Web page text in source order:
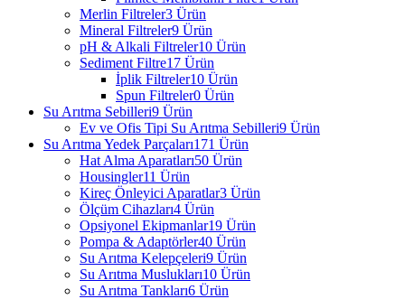
Merlin Filtreler3 Ürün
Mineral Filtreler9 Ürün
pH & Alkali Filtreler10 Ürün
Sediment Filtre17 Ürün
İplik Filtreler10 Ürün
Spun Filtreler0 Ürün
Su Arıtma Sebilleri9 Ürün
Ev ve Ofis Tipi Su Arıtma Sebilleri9 Ürün
Su Arıtma Yedek Parçaları171 Ürün
Hat Alma Aparatları50 Ürün
Housingler11 Ürün
Kireç Önleyici Aparatlar3 Ürün
Ölçüm Cihazları4 Ürün
Opsiyonel Ekipmanlar19 Ürün
Pompa & Adaptörler40 Ürün
Su Arıtma Kelepçeleri9 Ürün
Su Arıtma Muslukları10 Ürün
Su Arıtma Tankları6 Ürün